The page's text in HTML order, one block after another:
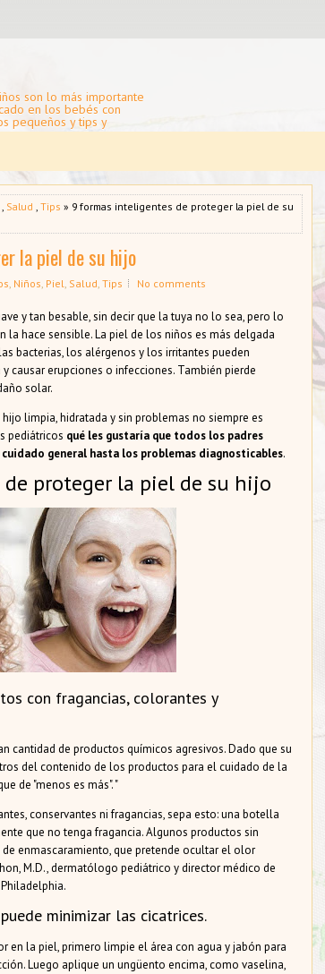
son lo más importante
en los bebés con
pequeños y tips y
, Salud , Tips » 9 formas inteligentes de proteger la piel de su
la piel de su hijo
, Niños, Piel, Salud, Tips No comments
y tan besable, sin decir que la tuya no lo sea, pero lo
la hace sensible. La piel de los niños es más delgada
bacterias, los alérgenos y los irritantes pueden
causar erupciones o infecciones. También pierde
solar.
limpia, hidratada y sin problemas no siempre es
pediátricos qué les gustaría que todos los padres
general hasta los problemas diagnosticables.
proteger la piel de su hijo
con fragancias, colorantes y
cantidad de productos químicos agresivos. Dado que su
del contenido de los productos para el cuidado de la
de "menos es más". "
conservantes ni fragancias, sepa esto: una botella
que no tenga fragancia. Algunos productos sin
enmascaramiento, que pretende ocultar el olor
M.D., dermatólogo pediátrico y director médico de
minimizar las cicatrices.
en la piel, primero limpie el área con agua y jabón para
Luego aplique un ungüento encima, como vaselina,